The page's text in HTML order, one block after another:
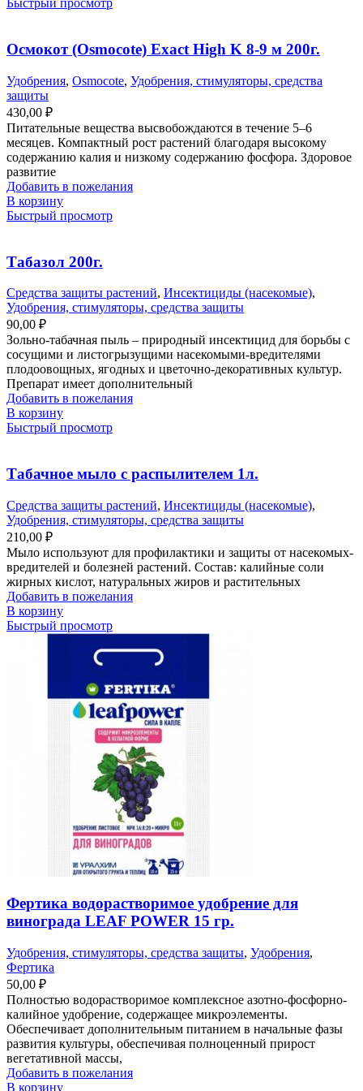
Быстрый просмотр
Осмокот (Osmocote) Exact High K 8-9 м 200г.
Удобрения, Osmocote, Удобрения, стимуляторы, средства
защиты
430,00 ₽
Питательные вещества высвобождаются в течение 5–6
месяцев. Компактный рост растений благодаря высокому
содержанию калия и низкому содержанию фосфора. Здоровое
развитие
Добавить в пожелания
В корзину
Быстрый просмотр
Табазол 200г.
Средства защиты растений, Инсектициды (насекомые),
Удобрения, стимуляторы, средства защиты
90,00 ₽
Зольно-табачная пыль – природный инсектицид для борьбы с
сосущими и листогрызущими насекомыми-вредителями
плодоовощных, ягодных и цветочно-декоративных культур.
Препарат имеет дополнительный
Добавить в пожелания
В корзину
Быстрый просмотр
Табачное мыло с распылителем 1л.
Средства защиты растений, Инсектициды (насекомые),
Удобрения, стимуляторы, средства защиты
210,00 ₽
Мыло используют для профилактики и защиты от насекомых-
вредителей и болезней растений. Состав: калийные соли
жирных кислот, натуральных жиров и растительных
Добавить в пожелания
В корзину
Быстрый просмотр
Фертика водорастворимое удобрение для
винограда LEAF POWER 15 гр.
Удобрения, стимуляторы, средства защиты, Удобрения,
Фертика
50,00 ₽
Полностью водорастворимое комплексное азотно-фосфорно-
калийное удобрение, содержащее микроэлементы.
Обеспечивает дополнительным питанием в начальные фазы
развития культуры, обеспечивая полноценный прирост
вегетативной массы,
Добавить в пожелания
В корзину